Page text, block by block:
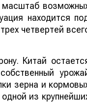
масштаб
находится
четвертей
Китай
зерна и
из